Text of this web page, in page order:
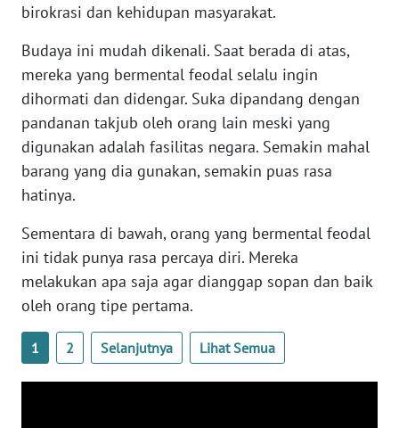
birokrasi dan kehidupan masyarakat.
Budaya ini mudah dikenali. Saat berada di atas,
mereka yang bermental feodal selalu ingin
dihormati dan didengar. Suka dipandang dengan
pandanan takjub oleh orang lain meski yang
digunakan adalah fasilitas negara. Semakin mahal
barang yang dia gunakan, semakin puas rasa
hatinya.
Sementara di bawah, orang yang bermental feodal
ini tidak punya rasa percaya diri. Mereka
melakukan apa saja agar dianggap sopan dan baik
oleh orang tipe pertama.
1 2 Selanjutnya Lihat Semua
SULTENG
WN
SULBAR
WN
BABEL
WN
SUMBAR
WN
WN
BENGKULU